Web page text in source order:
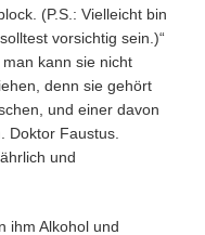
(P.S.: Vielleicht bin
vorsichtig sein.)“
kann sie nicht
denn sie gehört
und einer davon
Doktor Faustus.
und
ihm Alkohol und